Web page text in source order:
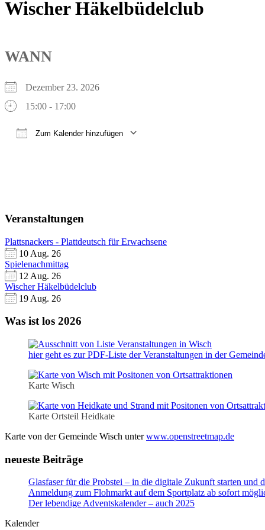
Wischer Häkelbüdelclub
WANN
Dezember 23. 2026
15:00 - 17:00
Zum Kalender hinzufügen
Veranstaltungen
Plattsnackers - Plattdeutsch für Erwachsene
10 Aug. 26
Spielenachmittag
12 Aug. 26
Wischer Häkelbüdelclub
19 Aug. 26
Was ist los 2026
hier geht es zur PDF-Liste der Veranstaltungen in der
Karte Wisch
Karte Ortsteil Heidkate
Karte von der Gemeinde Wisch unterwww.openstreetmap.de
neueste Beiträge
Glasfaser für die Probstei – in die digitale Zukunft starten und
Anmeldung zum Flohmarkt auf dem Sportplatz ab sofort
Der lebendige Adventskalender – auch 2025
Kalender